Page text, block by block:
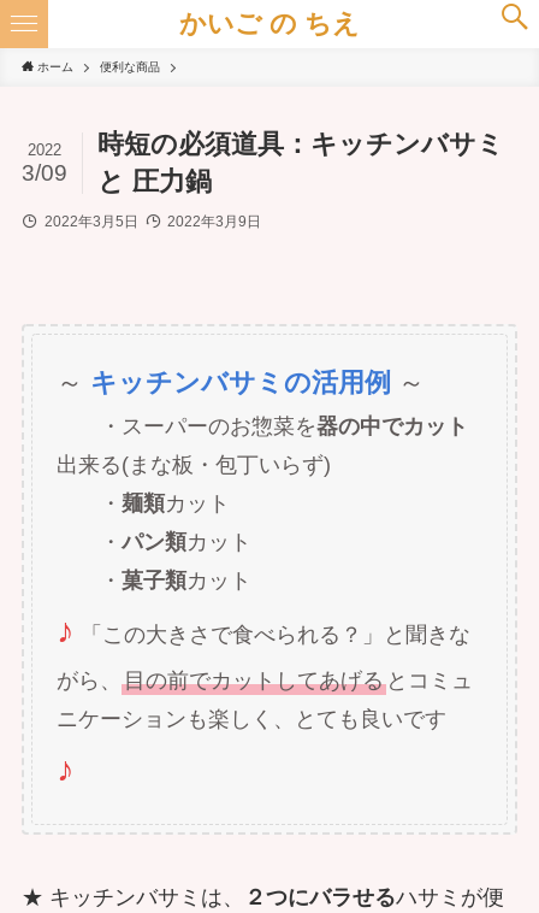
かいご の ちえ
ホーム 便利な商品
時短の必須道具：キッチンバサミ
と 圧力鍋
2022
3/09
2022年3月5日 2022年3月9日
～ キッチンバサミの活用例 ～
・スーパーのお惣菜を器の中でカット
出来る(まな板・包丁いらず)
・ 麺類カット
・ パン類カット
・ 菓子類カット
♪
「この大きさで食べられる？」と聞きな
がら、 目の前でカットしてあげるとコミュ
ニケーションも楽しく、とても良いです
♪
★ キッチンバサミは、 ２つにバラせるハサミが便